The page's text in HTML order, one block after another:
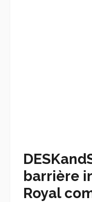
barrière
Royal